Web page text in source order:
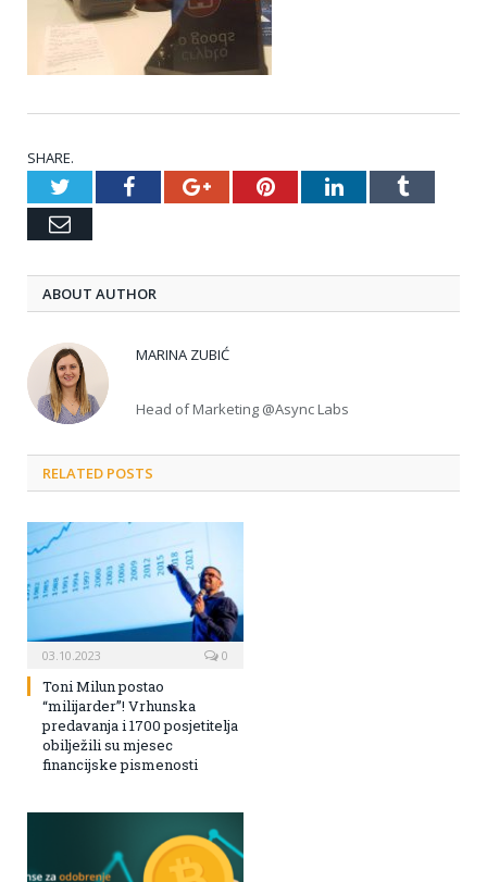
SHARE.
TwitterFacebookGoogle+PinterestLinkedInTumblr
Email
ABOUT AUTHOR
MARINA ZUBIĆ
Head of Marketing @Async Labs
RELATED POSTS
03.10.2023 0
Toni Milun postao
“milijarder”! Vrhunska
predavanja i 1700 posjetitelja
obilježili su mjesec
financijske pismenosti